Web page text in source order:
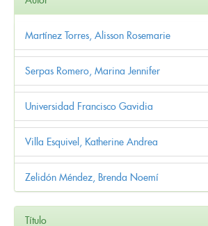
Martínez Torres, Alisson Rosemarie
Serpas Romero, Marina Jennifer
Universidad Francisco Gavidia
Villa Esquivel, Katherine Andrea
Zelidón Méndez, Brenda Noemí
Título